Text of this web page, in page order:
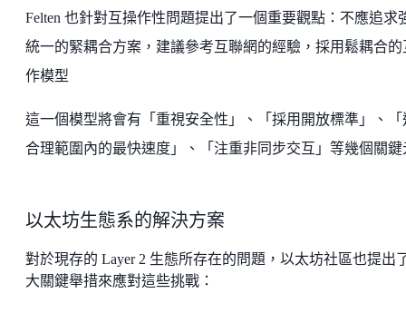
Felten 也針對互操作性問題提出了一個重要觀點：不應追求
統一的緊耦合方案，建議參考互聯網的經驗，採用鬆耦合的
作模型
這一個模型將會有「重視安全性」、「採用開放標準」、「
合理範圍內的最快速度」、「注重非同步交互」等幾個關鍵
以太坊生態系的解決方案
對於現存的 Layer 2 生態所存在的問題，以太坊社區也提出
大關鍵舉措來應對這些挑戰：